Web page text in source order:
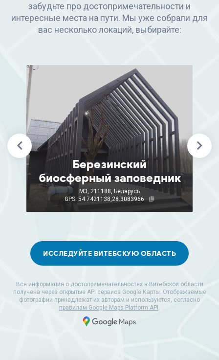
забудьте про достопримечательности и
интересные места на пути. Мы уже собрали для
вас несколько локаций, выбирайте:
Березинский
биосферный заповедник
M3, 211188, Беларусь
GPS: 54.7421138,28.3083966
ИССЛЕДУЙТЕ ВИТЕБСКУЮ ОБЛАСТЬ
Вся информация о достопримечательностях в Витебской области
получена через открытые API сервиса Google Карты. Отображаемые
фотографии принадлежат их авторам и используются, согласно
правилам Google Maps Platform API .